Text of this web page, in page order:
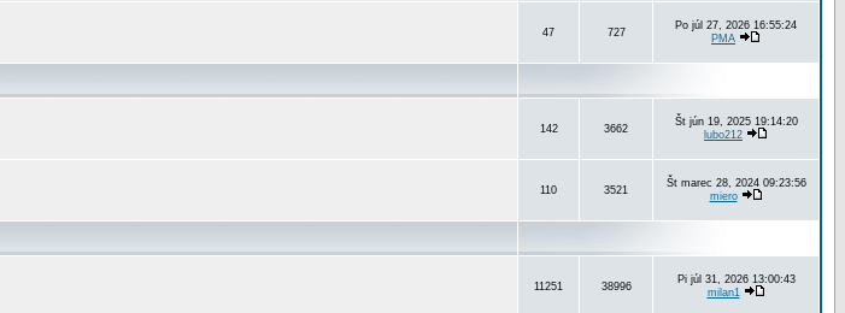
47 727
Po júl 27, 2026 16:55:24
PMA
142 3662
Št jún 19, 2025 19:14:20
lubo212
110 3521
Št marec 28, 2024 09:23:56
miero
11251 38996
Pi júl 31, 2026 13:00:43
milan1